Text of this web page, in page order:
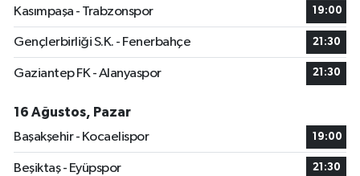
Kasımpaşa - Trabzonspor 19:00
Gençlerbirliği S.K. - Fenerbahçe 21:30
Gaziantep FK - Alanyaspor 21:30
16 Ağustos, Pazar
Başakşehir - Kocaelispor
19:00
Beşiktaş - Eyüpspor 21:30